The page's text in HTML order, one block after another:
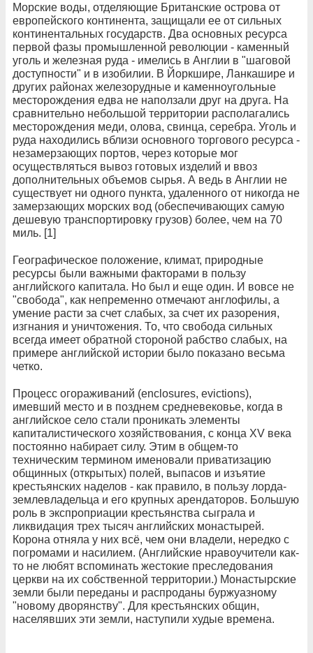
Морские воды, отделяющие Британские острова от
европейского континента, защищали ее от сильных
континентальных государств. Два основных ресурса
первой фазы промышленной революции - каменный
уголь и железная руда - имелись в Англии в "шаговой
доступности" и в изобилии. В Йоркшире, Ланкашире и
других районах железорудные и каменноугольные
месторождения едва не наползали друг на друга. На
сравнительно небольшой территории располагались
месторождения меди, олова, свинца, серебра. Уголь и
руда находились вблизи основного торгового ресурса -
незамерзающих портов, через которые мог
осуществляться вывоз готовых изделий и ввоз
дополнительных объемов сырья. А ведь в Англии не
существует ни одного пункта, удаленного от никогда не
замерзающих морских вод (обеспечивающих самую
дешевую транспортировку грузов) более, чем на 70
миль. [1]
Географическое положение, климат, природные
ресурсы были важными факторами в пользу
английского капитала. Но был и еще один. И вовсе не
"свобода", как непременно отмечают англофилы, а
умение расти за счет слабых, за счет их разорения,
изгнания и уничтожения. То, что свобода сильных
всегда имеет обратной стороной рабство слабых, на
примере английской истории было показано весьма
четко.
Процесс огораживаний (enclosures, evictions),
имевший место и в позднем средневековье, когда в
английское село стали проникать элементы
капиталистического хозяйствования, с конца XV века
постоянно набирает силу. Этим в общем-то
техническим термином именовали приватизацию
общинных (открытых) полей, выпасов и изъятие
крестьянских наделов - как правило, в пользу лорда-
землевладельца и его крупных арендаторов. Большую
роль в экспроприации крестьянства сыграла и
ликвидация трех тысяч английских монастырей.
Корона отняла у них всё, чем они владели, нередко с
погромами и насилием. (Английские нравоучители как-
то не любят вспоминать жестокие преследования
церкви на их собственной территории.) Монастырские
земли были переданы и распроданы буржуазному
"новому дворянству". Для крестьянских общин,
населявших эти земли, наступили худые времена.